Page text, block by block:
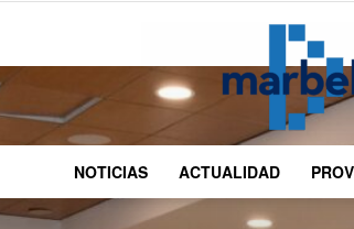
NOTICIAS ACTUALIDAD